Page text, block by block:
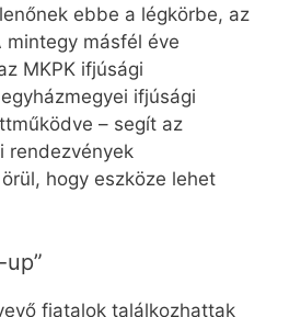
ebbe a légkörbe, az
másfél éve
MKPK ifjúsági
ifjúsági
– segít az
rendezvények
hogy eszköze lehet
fiatalok találkozhattak